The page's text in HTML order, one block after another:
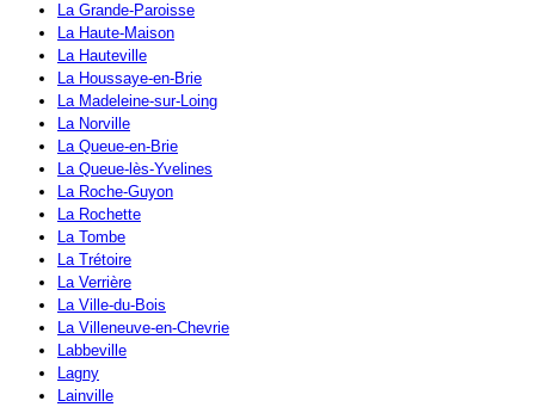
La Grande-Paroisse
La Haute-Maison
La Hauteville
La Houssaye-en-Brie
La Madeleine-sur-Loing
La Norville
La Queue-en-Brie
La Queue-lès-Yvelines
La Roche-Guyon
La Rochette
La Tombe
La Trétoire
La Verrière
La Ville-du-Bois
La Villeneuve-en-Chevrie
Labbeville
Lagny
Lainville